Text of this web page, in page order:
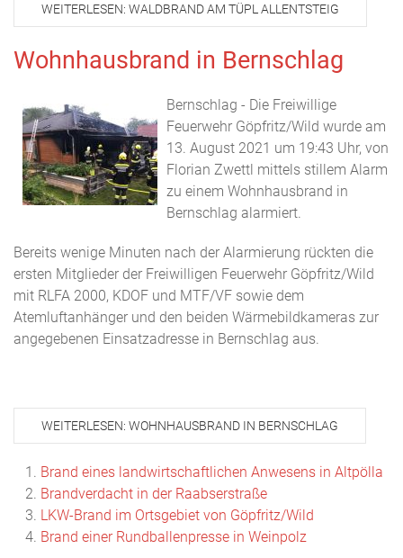
WEITERLESEN: WALDBRAND AM TÜPL ALLENTSTEIG
Wohnhausbrand in Bernschlag
Bernschlag - Die Freiwillige
Feuerwehr Göpfritz/Wild wurde am
13. August 2021 um 19:43 Uhr, von
Florian Zwettl mittels stillem Alarm
zu einem Wohnhausbrand in
Bernschlag alarmiert.
Bereits wenige Minuten nach der Alarmierung rückten die
ersten Mitglieder der Freiwilligen Feuerwehr Göpfritz/Wild
mit RLFA 2000, KDOF und MTF/VF sowie dem
Atemluftanhänger und den beiden Wärmebildkameras zur
angegebenen Einsatzadresse in Bernschlag aus.
WEITERLESEN: WOHNHAUSBRAND IN BERNSCHLAG
Brand eines landwirtschaftlichen Anwesens in Altpölla
Brandverdacht in der Raabserstraße
LKW-Brand im Ortsgebiet von Göpfritz/Wild
Brand einer Rundballenpresse in Weinpolz